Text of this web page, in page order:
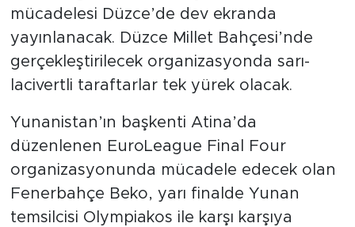
mücadelesi Düzce’de dev ekranda
yayınlanacak. Düzce Millet Bahçesi’nde
gerçekleştirilecek organizasyonda sarı-
lacivertli taraftarlar tek yürek olacak.
Yunanistan’ın başkenti Atina’da
düzenlenen EuroLeague Final Four
organizasyonunda mücadele edecek olan
Fenerbahçe Beko, yarı finalde Yunan
temsilcisi Olympiakos ile karşı karşıya